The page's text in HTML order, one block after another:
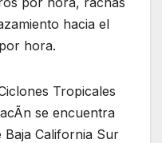
hacia el
hora.
Tropicales
se encuentra
California Sur